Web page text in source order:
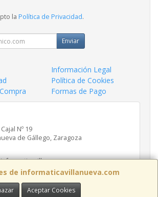
de informaticavillanueva.com
Aceptar Cookies
la Política de Privacidad.
Enviar
Información Legal
Política de Cookies
Formas de Pago
Nº 19
de Gállego, Zaragoza